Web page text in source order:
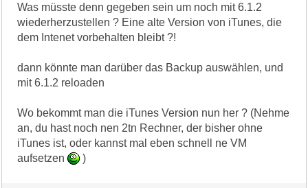
Was müsste denn gegeben sein um noch mit 6.1.2
wiederherzustellen ? Eine alte Version von iTunes, die
dem Intenet vorbehalten bleibt ?!
dann könnte man darüber das Backup auswählen, und
mit 6.1.2 reloaden
Wo bekommt man die iTunes Version nun her ? (Nehme
an, du hast noch nen 2tn Rechner, der bisher ohne
iTunes ist, oder kannst mal eben schnell ne VM
aufsetzen
)